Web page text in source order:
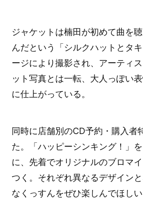
ジャケットは楠田が初めて曲を
んだという「シルクハットとタ
ージにより撮影され、アーティ
ット写真とは一転、大人っぽい
に仕上がっている。
同時に店舗別のCD予約・購入者
た。「ハッピーシンキング！」
に、先着でオリジナルのブロマ
つく。それぞれ異なるデザイン
なくっすんをぜひ楽しんでほし